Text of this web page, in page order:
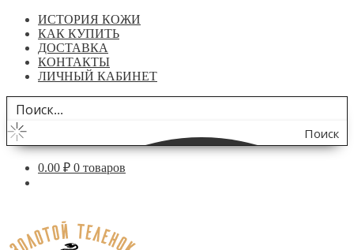
ИСТОРИЯ КОЖИ
КАК КУПИТЬ
ДОСТАВКА
КОНТАКТЫ
ЛИЧНЫЙ КАБИНЕТ
Поиск
по
0.00 ₽ 0 товаров
навигации
содержимому